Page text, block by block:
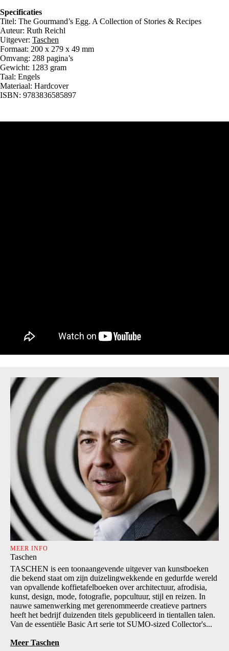
Specificaties
Titel: The Gourmand’s Egg. A Collection of Stories & Recipes
Auteur: Ruth Reichl
Uitgever: Taschen
Formaat: 200 x 279 x 49 mm
Omvang: 288 pagina’s
Gewicht: 1283 gram
Taal: Engels
Materiaal: Hardcover
ISBN: 9783836585897
MEER INFO
Taschen
TASCHEN is een toonaangevende uitgever van kunstboeken
die bekend staat om zijn duizelingwekkende en gedurfde wereld
van opvallende koffietafelboeken over architectuur, afrodisia,
kunst, design, mode, fotografie, popcultuur, stijl en reizen. In
nauwe samenwerking met gerenommeerde creatieve partners
heeft het bedrijf duizenden titels gepubliceerd in tientallen talen.
Van de essentiële Basic Art serie tot SUMO-sized Collector's...
Meer Taschen